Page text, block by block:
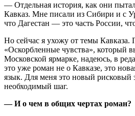
— Отдельная история, как они
Кавказ. Мне писали из Сибири и с
что Дагестан — это часть России,
Но сейчас я ухожу от темы Кавказа.
«Оскорбленные чувства», который
Московской ярмарке, надеюсь, в
это уже роман не о Кавказе, это
язык. Для меня это новый
необходимый шаг.
— И о чем в общих чертах роман?